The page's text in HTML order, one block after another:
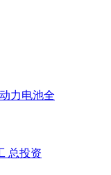
力电池全
总投资